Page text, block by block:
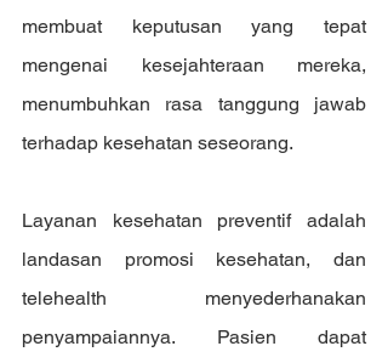
membuat keputusan yang tepat
mengenai kesejahteraan mereka,
menumbuhkan rasa tanggung jawab
terhadap kesehatan seseorang.
Layanan kesehatan preventif adalah
landasan promosi kesehatan, dan
telehealth menyederhanakan
penyampaiannya. Pasien dapat